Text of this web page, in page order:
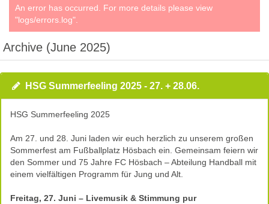
An error has occurred. For more details please view
"logs/errors.log".
Archive (June 2025)
HSG Summerfeeling 2025 - 27. + 28.06.
HSG Summerfeeling 2025
Am 27. und 28. Juni laden wir euch herzlich zu unserem großen
Sommerfest am Fußballplatz Hösbach ein. Gemeinsam feiern wir
den Sommer und 75 Jahre FC Hösbach – Abteilung Handball mit
einem vielfältigen Programm für Jung und Alt.
Freitag, 27. Juni – Livemusik & Stimmung pur